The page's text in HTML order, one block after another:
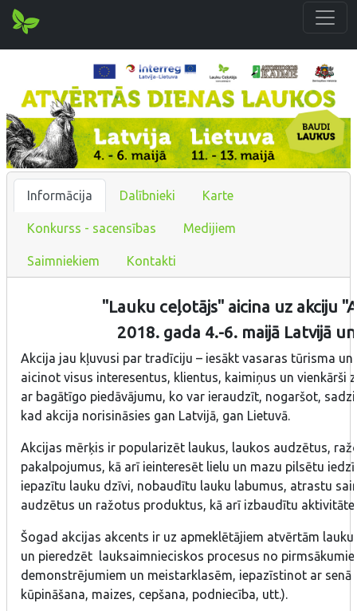
Informācija Dalībnieki Karte
Konkurss - sacensības Medijiem
Saimniekiem Kontakti
"Lauku ceļotājs" aicina uz akciju
2018. gada 4.-6. maijā Latvijā
Akcija jau kļuvusi par tradīciju – iesākt vasaras tūrisma
aicinot visus interesentus, klientus, kaimiņus un vienkārši
ar bagātīgo piedāvājumu, ko var ieraudzīt, nogaršot,
kad akcija norisināsies gan Latvijā, gan Lietuvā.
Akcijas mērķis ir popularizēt laukus, laukos audzētus,
pakalpojumus, kā arī ieinteresēt lielu un mazu pilsētu
iepazītu lauku dzīvi, nobaudītu lauku labumus, atrastu
audzētus un ražotus produktus, kā arī izbaudītu
Šogad akcijas akcents ir uz apmeklētājiem atvērtām
un pieredzēt lauksaimnieciskos procesus no
demonstrējumiem un meistarklasēm, iepazīstinot ar
kūpināšana, maizes, cepšana, podniecība, utt.).